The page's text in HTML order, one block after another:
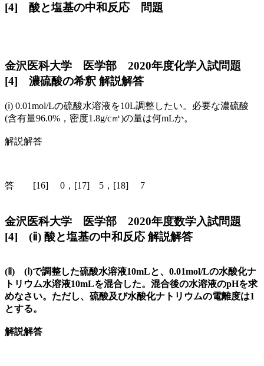
[4] 酸と塩基の中和反応 問題
金沢医科大学 医学部 2020年度化学入試問題
[4] 濃硫酸の希釈 解説解答
(ⅰ) 0.01mol/Lの硫酸水溶液を10L調整したい。必要な濃硫酸
(含有量96.0%，密度1.8g/c㎥)の量は何mLか。
解説解答
答 [16] 0，[17] 5，[18] 7
金沢医科大学 医学部 2020年度数学入試問題
[4] (ⅱ) 酸と塩基の中和反応 解説解答
(ⅱ) (ⅰ)で調整した硫酸水溶液10mLと、0.01mol/Lの水酸化ナ
トリウム水溶液10mLを混合した。混合後の水溶液のpHを求
めなさい。ただし、硫酸及び水酸化ナトリウムの電離度は1
とする。
解説解答